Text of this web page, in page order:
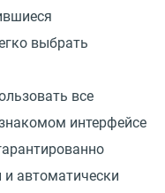
выбрать
все
интерфейсе
автоматически